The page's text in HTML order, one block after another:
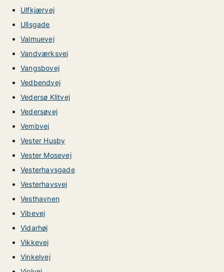
Ulfkjærvej
Ullsgade
Valmuevej
Vandværksvej
Vangsbovej
Vedbendvej
Vedersø Klitvej
Vedersøvej
Vembvej
Vester Husby
Vester Mosevej
Vesterhavsgade
Vesterhavsvej
Vesthavnen
Vibevej
Vidarhøj
Vikkevej
Vinkelvej